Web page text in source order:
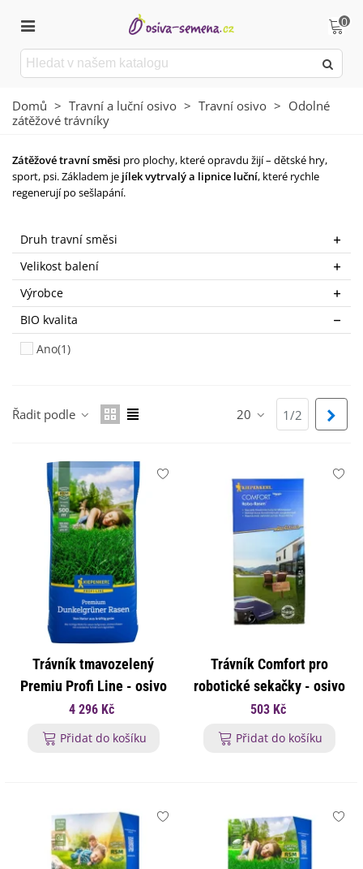
0
Domů > Travní a luční osivo > Travní osivo > Odolné
zátěžové trávníky
Zátěžové travní směsi pro plochy, které opravdu žijí – dětské hry,
sport, psi. Základem je jílek vytrvalý a lipnice luční, které rychle
regenerují po sešlapání.
Druh travní směsi
Velikost balení
Výrobce
BIO kvalita
Ano(1)
Řadit podle 20 1/2
Trávník tmavozelený
Premiu Profi Line - osivo
Kiepenkerl - směs - 10 kg
4 296 Kč
Přidat do košíku
Trávník Comfort pro
robotické sekačky - osivo
Kiepenkerl - 1 kg
503 Kč
Přidat do košíku